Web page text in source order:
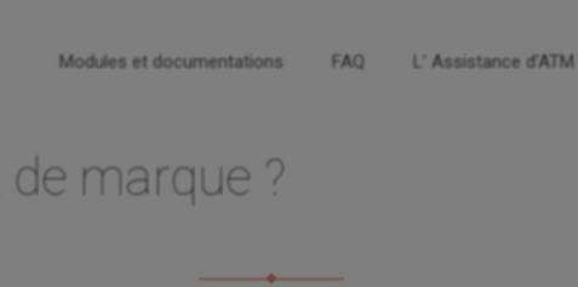
Modules et documentations FAQ L’ Assistance d’ATM
de marque ?